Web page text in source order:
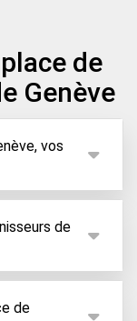
de
Genève
vos
de Genève
le
il vous
comme
de
et votre
de